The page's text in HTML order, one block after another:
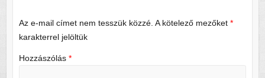
Az e-mail címet nem tesszük közzé. A kötelező mezőket *
karakterrel jelöltük
Hozzászólás *